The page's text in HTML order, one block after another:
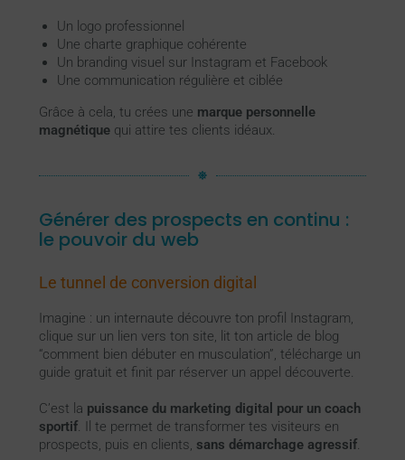
Un logo professionnel
Une charte graphique cohérente
Un branding visuel sur Instagram et Facebook
Une communication régulière et ciblée
Grâce à cela, tu crées une marque personnelle
magnétiquequi attire tes clients idéaux.
Générer des prospects en continu :
le pouvoir du web
Le tunnel de conversion digital
Imagine : un internaute découvre ton profil Instagram,
clique sur un lien vers ton site, lit ton article de blog
“comment bien débuter en musculation”, télécharge un
guide gratuit et finit par réserver un appel découverte.
C’est la puissance du marketing digital pour un coach
sportif. Il te permet de transformer tes visiteurs en
prospects, puis en clients, sans démarchage agressif.